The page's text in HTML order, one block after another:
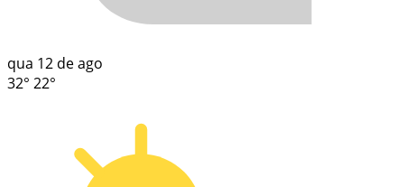
qua 12 de ago
32° 22°